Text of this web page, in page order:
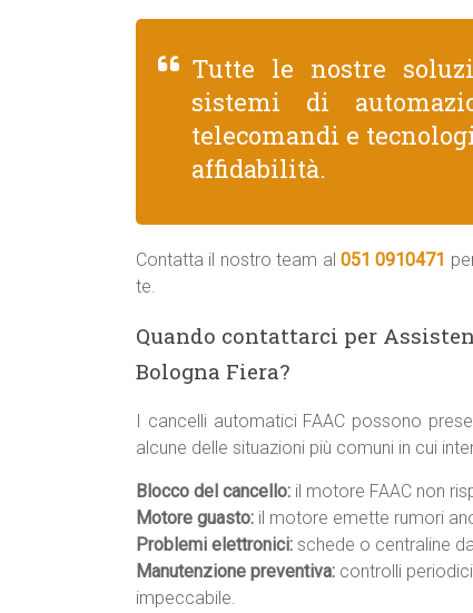
Tutte le nostre
sistemi di
telecomandi e
affidabilità.
Contatta il nostro team al 051 0910471
te.
Quando contattarci per
Bologna Fiera?
I cancelli automatici FAAC possono
alcune delle situazioni più comuni in cui
Blocco del cancello: il motore FAAC non
Motore guasto: il motore emette rumori
Problemi elettronici: schede o centraline
Manutenzione preventiva: controlli
impeccabile.